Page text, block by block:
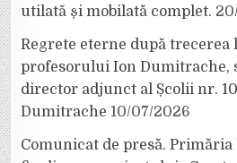
utilată și mobilată complet.
Regrete eterne după trecerea
profesorului Ion Dumitrache,
director adjunct al Școlii nr.
Dumitrache 10/07/2026
Comunicat de presă.